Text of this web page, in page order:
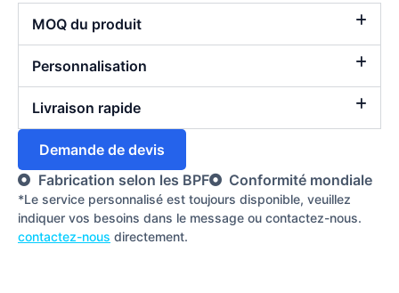
MOQ du produit
Personnalisation
Livraison rapide
Demande de devis
Fabrication selon les BPF
Conformité mondiale
*Le service personnalisé est toujours disponible, veuillez
indiquer vos besoins dans le message ou contactez-nous.
contactez-nous directement.